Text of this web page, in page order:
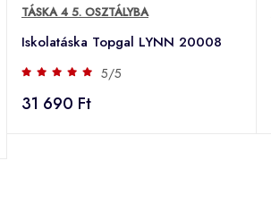
TÁSKA 4 5. OSZTÁLYBA
Iskolatáska Topgal LYNN 20008
5/5
31 690 Ft